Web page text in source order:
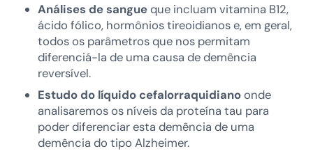
Análises de sangueque incluam vitamina B12,
ácido fólico, hormônios tireoidianos e, em geral,
todos os parâmetros que nos permitam
diferenciá-la de uma causa de demência
reversível.
Estudo do líquido cefalorraquidianoonde
analisaremos os níveis da proteína tau para
poder diferenciar esta demência de uma
demência do tipo Alzheimer.